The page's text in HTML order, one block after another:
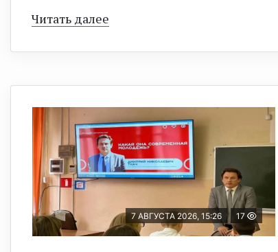
Читать далее
7 АВГУСТА 2026, 15:26 17